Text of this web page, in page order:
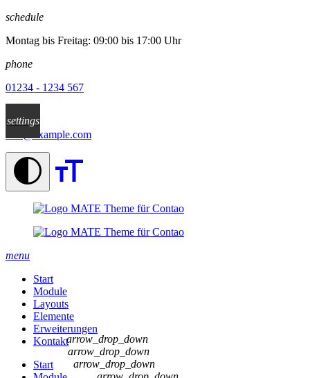
schedule
Montag bis Freitag: 09:00 bis 17:00 Uhr
phone
01234 - 1234 567
info@example.com
menu
Start
Module
Layouts
Elemente
Erweiterungen
Kontakt
Start
arrow_drop_down
arrow_drop_down
arrow_drop_down
settings